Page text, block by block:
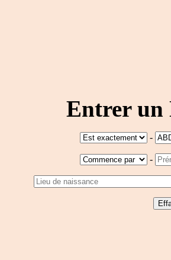
Entrer un
-
-